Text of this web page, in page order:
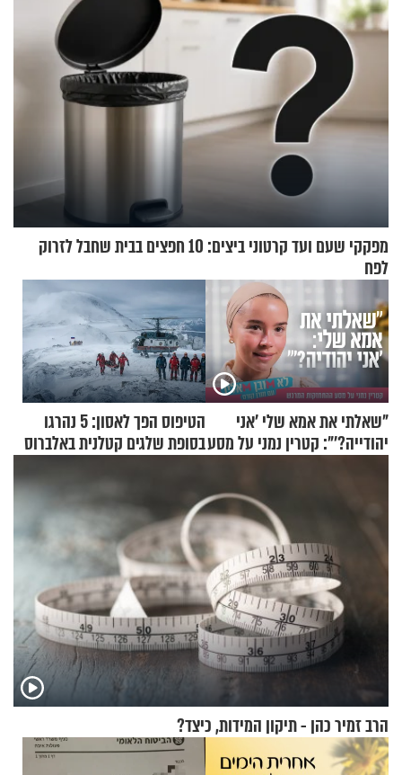
מפקקי שעם ועד קרטוני ביצים: 10 חפצים בבית שחבל לזרוק
לפח
"שאלתי את אמא שלי 'אני
יהודייה?'": קטרין נמני על מסע
הטיפוס הפך לאסון: 5 נהרגו
בסופת שלגים קטלנית באלברוס
הרב זמיר כהן - תיקון המידות, כיצד?